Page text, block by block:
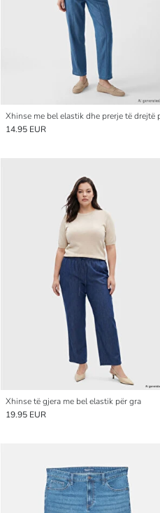
14.95 EUR
Xhinse të gjera me bel elastik për gra
19.95 EUR